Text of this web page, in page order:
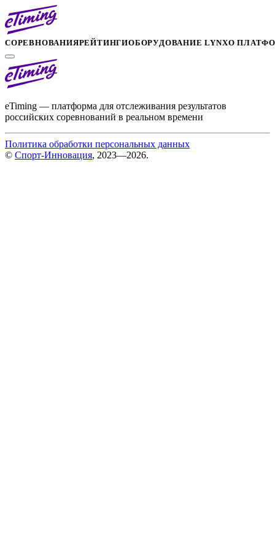
СОРЕВНОВАНИЯРЕЙТИНГИОБОРУДОВАНИЕ LYNXО
eTiming — платформа для отслеживания результатов
российских соревнований в реальном времени
Политика обработки персональных данных
© Спорт-Инновация, 2023—2026.